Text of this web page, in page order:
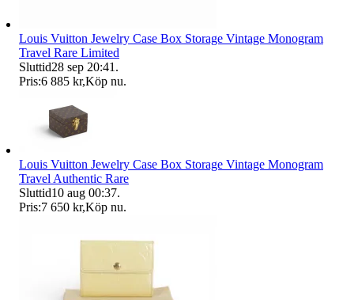
Louis Vuitton Jewelry Case Box Storage Vintage Monogram
Travel Rare Limited
Sluttid28 sep 20:41 .
Pris:6 885 kr,Köp nu.
Louis Vuitton Jewelry Case Box Storage Vintage Monogram
Travel Authentic Rare
Sluttid10 aug 00:37.
Pris:7 650 kr,Köp nu.